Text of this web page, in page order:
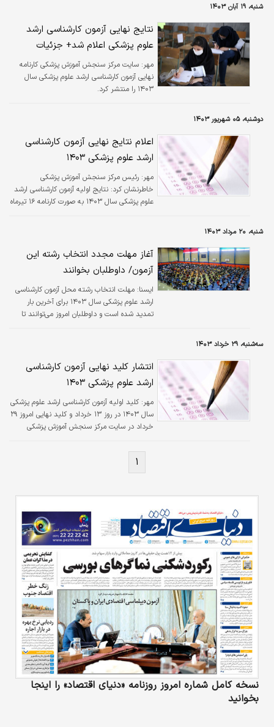
شنبه، ۱۹ آبان ۱۴۰۳
نتایج نهایی آزمون کارشناسی ارشد
علوم پزشکی اعلام شد+ جزئیات
مهر: سایت مرکز سنجش آموزش پزشکی کارنامه
نهایی آزمون کارشناسی ارشد علوم پزشکی سال
۱۴۰۳ را منتشر کرد.
دوشنبه، ۰۵ شهریور ۱۴۰۳
اعلام نتایج نهایی آزمون کارشناسی
ارشد علوم پزشکی ۱۴۰۳
مهر: رئیس مرکز سنجش آموزش پزشکی
خاطرنشان کرد: نتایج اولیه آزمون کارشناسی ارشد
علوم پزشکی سال ۱۴۰۳ به صورت کارنامه ۱۶ تیرماه
شنبه، ۲۰ مرداد ۱۴۰۳
آغاز مهلت مجدد انتخاب رشته این
آزمون/ داوطلبان بخوانند
ايسنا: مهلت انتخاب رشته محل آزمون کارشناسی
ارشد علوم پزشکی سال ۱۴۰۳ برای آخرین بار
تمدید شده است و داوطلبان امروز می‌توانند تا
سه‌شنبه، ۲۹ خرداد ۱۴۰۳
انتشار کلید نهایی آزمون کارشناسی
ارشد علوم پزشکی ۱۴۰۳
مهر: کلید اولیه آزمون کارشناسی ارشد علوم پزشکی
سال ۱۴۰۳ در روز ۱۳ خرداد و کلید نهایی امروز ۲۹
خرداد در سایت مرکز سنجش آموزش پزشکی
۱
نسخه کامل شماره امروز روزنامه «دنیای‌ اقتصاد» را اینجا
بخوانید